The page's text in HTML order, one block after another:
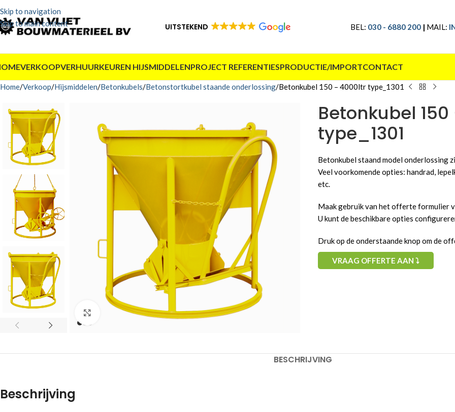
Skip to navigation
Skip to main content
UITSTEKEND BEL: 030 - 6880 200 | MAIL:
VERKOOPVERHUURKEUREN HIJSMIDDELENPROJECT REFERENTIESPRODUCTIE/IMPORTCONTACT
Home Verkoop Hijsmiddelen Betonkubels Betonstortkubel staande onderlossing Betonkubel 150 – 4000ltr type_1301
Click to enlarge
Betonkubel
type_1301
Betonkubel staand model onderlossing
Veel voorkomende opties: handrad,
etc.
Maak gebruik van het offerte formulier
U kunt de beschikbare opties
Druk op de onderstaande knop om de
VRAAG OFFERTE AAN ⤵
BESCHRIJVING
Beschrijving